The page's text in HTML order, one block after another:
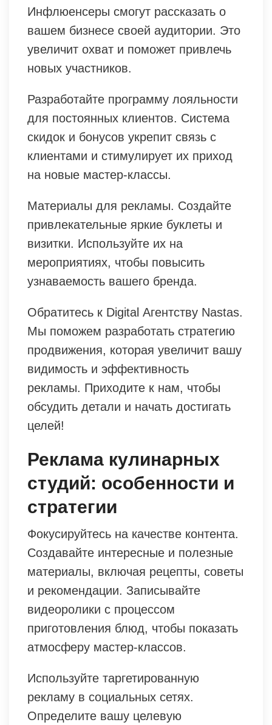
Инфлюенсеры смогут рассказать о
вашем бизнесе своей аудитории. Это
увеличит охват и поможет привлечь
новых участников.
Разработайте программу лояльности
для постоянных клиентов. Система
скидок и бонусов укрепит связь с
клиентами и стимулирует их приход
на новые мастер-классы.
Материалы для рекламы. Создайте
привлекательные яркие буклеты и
визитки. Используйте их на
мероприятиях, чтобы повысить
узнаваемость вашего бренда.
Обратитесь к Digital Агентству Nastas.
Мы поможем разработать стратегию
продвижения, которая увеличит вашу
видимость и эффективность
рекламы. Приходите к нам, чтобы
обсудить детали и начать достигать
целей!
Реклама кулинарных
студий: особенности и
стратегии
Фокусируйтесь на качестве контента.
Создавайте интересные и полезные
материалы, включая рецепты, советы
и рекомендации. Записывайте
видеоролики с процессом
приготовления блюд, чтобы показать
атмосферу мастер-классов.
Используйте таргетированную
рекламу в социальных сетях.
Определите вашу целевую